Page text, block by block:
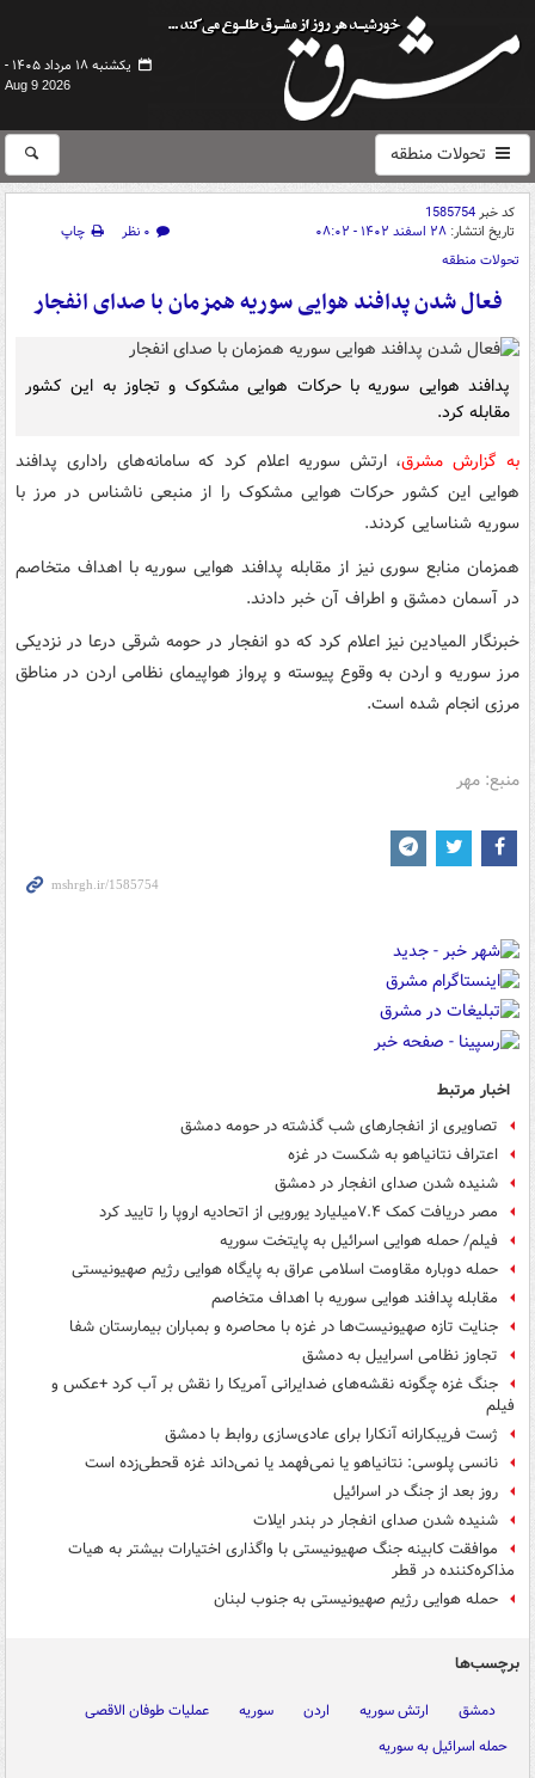
یکشنبه ۱۸ مرداد ۱۴۰۵ -
Aug 9 2026
تحولات منطقه
کد خبر1585754
تاریخ انتشار: ۲۸ اسفند ۱۴۰۲ - ۰۸:۰۲ ۰ نظر
چاپ
تحولات منطقه
فعال شدن پدافند هوایی سوریه همزمان با صدای انفجار
پدافند هوایی سوریه با حرکات هوایی مشکوک و تجاوز به این کشور
مقابله کرد.
به گزارش مشرق، ارتش سوریه اعلام کرد که سامانه‌های راداری پدافند
هوایی این کشور حرکات هوایی مشکوک را از منبعی ناشناس در مرز با
سوریه شناسایی کردند.
همزمان منابع سوری نیز از مقابله پدافند هوایی سوریه با اهداف متخاصم
در آسمان دمشق و اطراف آن خبر دادند.
خبرنگار المیادین نیز اعلام کرد که دو انفجار در حومه شرقی درعا در نزدیکی
مرز سوریه و اردن به وقوع پیوسته و پرواز هواپیمای نظامی اردن در مناطق
مرزی انجام شده است.
منبع: مهر
اخبار مرتبط
تصاویری از انفجارهای شب گذشته در حومه دمشق
اعتراف نتانیاهو به شکست در غزه
شنیده شدن صدای انفجار در دمشق
مصر دریافت کمک ۷.۴میلیارد یورویی از اتحادیه اروپا را تایید کرد
فیلم/ حمله هوایی اسرائیل به پایتخت سوریه
حمله دوباره مقاومت اسلامی عراق به پایگاه هوایی رژیم صهیونیستی
مقابله پدافند هوایی سوریه با اهداف متخاصم
جنایت تازه صهیونیست‌ها در غزه با محاصره و بمباران بیمارستان شفا
تجاوز نظامی اسراییل به دمشق
جنگ غزه چگونه نقشه‌های ضدایرانی آمریکا را نقش بر آب کرد +عکس و
فیلم
ژست فریبکارانه آنکارا برای عادی‌سازی روابط با دمشق
نانسی پلوسی: نتانیاهو یا نمی‌فهمد یا نمی‌داند غزه قحطی‌زده است
روز بعد از جنگ در اسرائیل
شنیده شدن صدای انفجار در بندر ایلات
موافقت کابینه جنگ صهیونیستی با واگذاری اختیارات بیشتر به هیات
مذاکره‌کننده در قطر
حمله هوایی رژیم صهیونیستی به جنوب لبنان
برچسب‌ها
دمشق ارتش سوریه اردن سوریه
عملیات طوفان الاقصی
حمله اسرائیل به سوریه